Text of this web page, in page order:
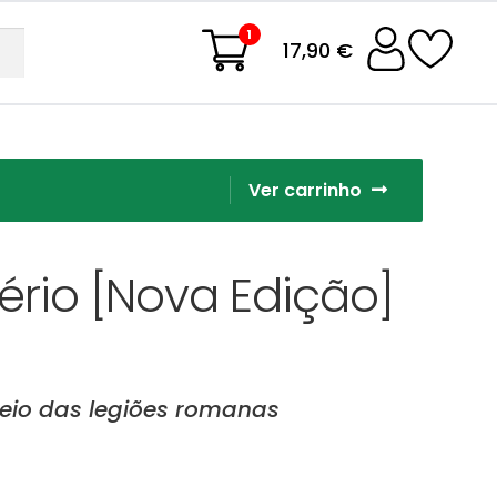
1
17,90 €
Ver carrinho
[Nova Edição]
das legiões romanas